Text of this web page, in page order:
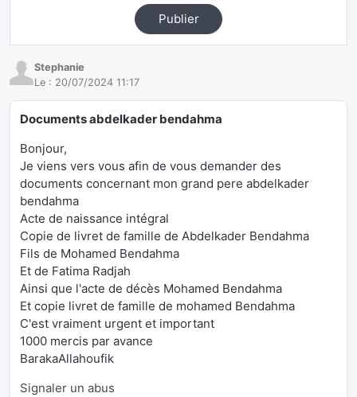
Publier
Stephanie
Le : 20/07/2024 11:17
Documents abdelkader bendahma
Bonjour,
Je viens vers vous afin de vous demander des
documents concernant mon grand pere abdelkader
bendahma
Acte de naissance intégral
Copie de livret de famille de Abdelkader Bendahma
Fils de Mohamed Bendahma
Et de Fatima Radjah
Ainsi que l'acte de décès Mohamed Bendahma
Et copie livret de famille de mohamed Bendahma
C'est vraiment urgent et important
1000 mercis par avance
BarakaAllahoufik
Signaler un abus